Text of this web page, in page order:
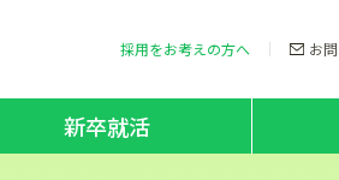
採用をお考えの方へ お
新卒就活